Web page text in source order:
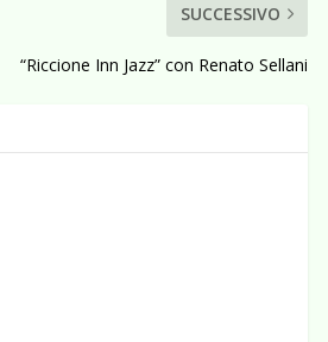
SUCCESSIVO
“Riccione Inn Jazz” con Renato Sellani